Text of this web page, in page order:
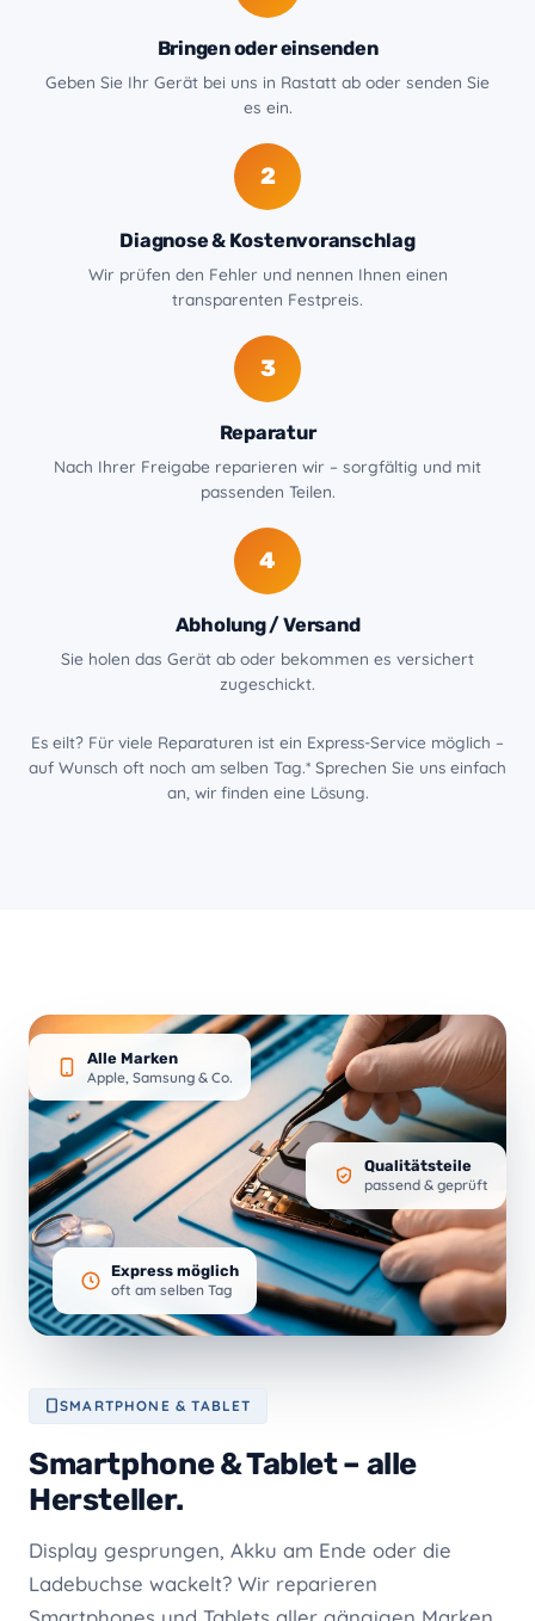
Bringen oder einsenden
Geben Sie Ihr Gerät bei uns in Rastatt ab oder senden Sie
es ein.
2
Diagnose & Kostenvoranschlag
Wir prüfen den Fehler und nennen Ihnen einen
transparenten Festpreis.
3
Reparatur
Nach Ihrer Freigabe reparieren wir – sorgfältig und mit
passenden Teilen.
4
Abholung / Versand
Sie holen das Gerät ab oder bekommen es versichert
zugeschickt.
Es eilt? Für viele Reparaturen ist ein Express-Service möglich –
auf Wunsch oft noch am selben Tag.* Sprechen Sie uns einfach
an, wir finden eine Lösung.
Alle Marken
Apple, Samsung & Co.
Qualitätsteile
passend & geprüft
Express möglich
oft am selben Tag
SMARTPHONE & TABLET
Smartphone & Tablet – alle
Hersteller.
Display gesprungen, Akku am Ende oder die
Ladebuchse wackelt? Wir reparieren